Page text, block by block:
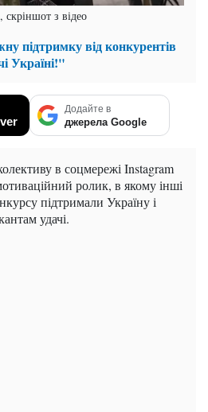
скріншот з відео
підтримку від конкурентів
Україні!"
Додайте в
джерела Google
в соцмережі Instagram
ролик, в якому інші
підтримали Україну і
удачі.